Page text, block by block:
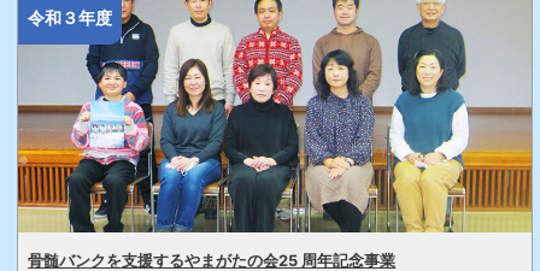
令和３年度
骨髄バンクを支援するやまがたの会25 周年記念事業